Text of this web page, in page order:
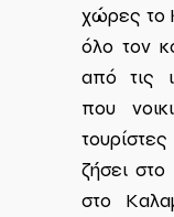
χώρες το
όλο τον
από τις
που
ζήσει
στο